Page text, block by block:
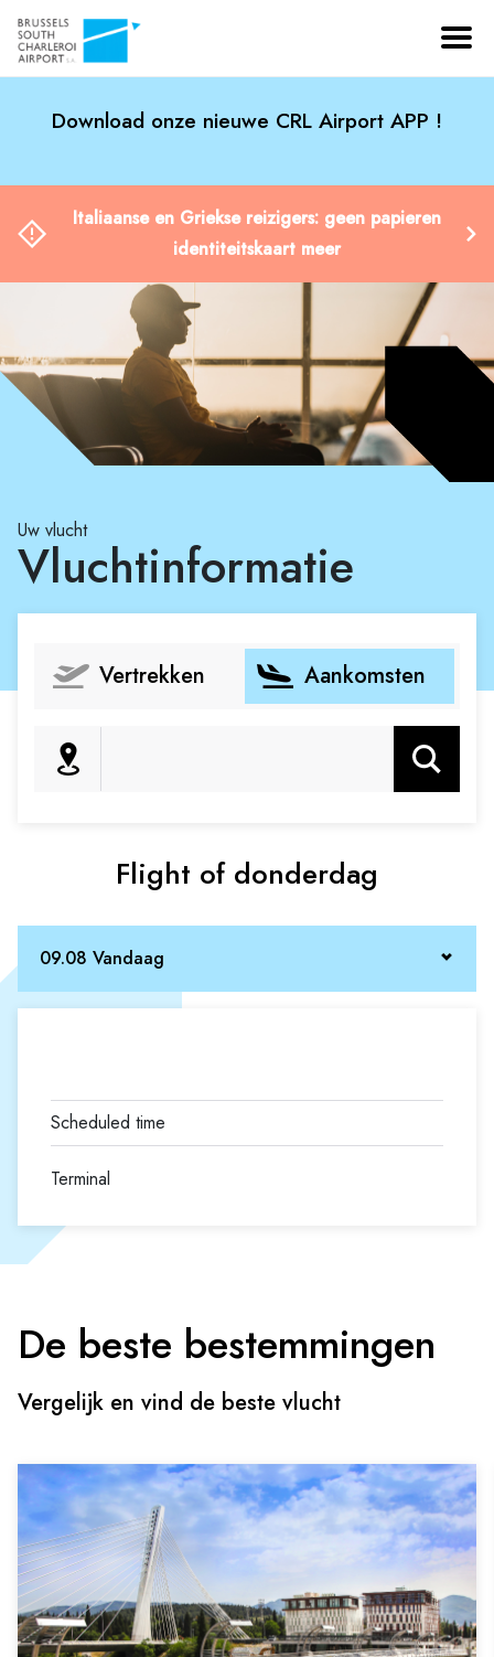
Download onze nieuwe CRL Airport APP !
Italiaanse en Griekse reizigers: geen papieren
identiteitskaart meer
Uw vlucht
Vluchtinformatie
Vertrekken Aankomsten
Zoeken
Flight of donderdag
09.08 Vandaag
Terminal
De beste bestemmingen
Vergelijk en vind de beste vlucht